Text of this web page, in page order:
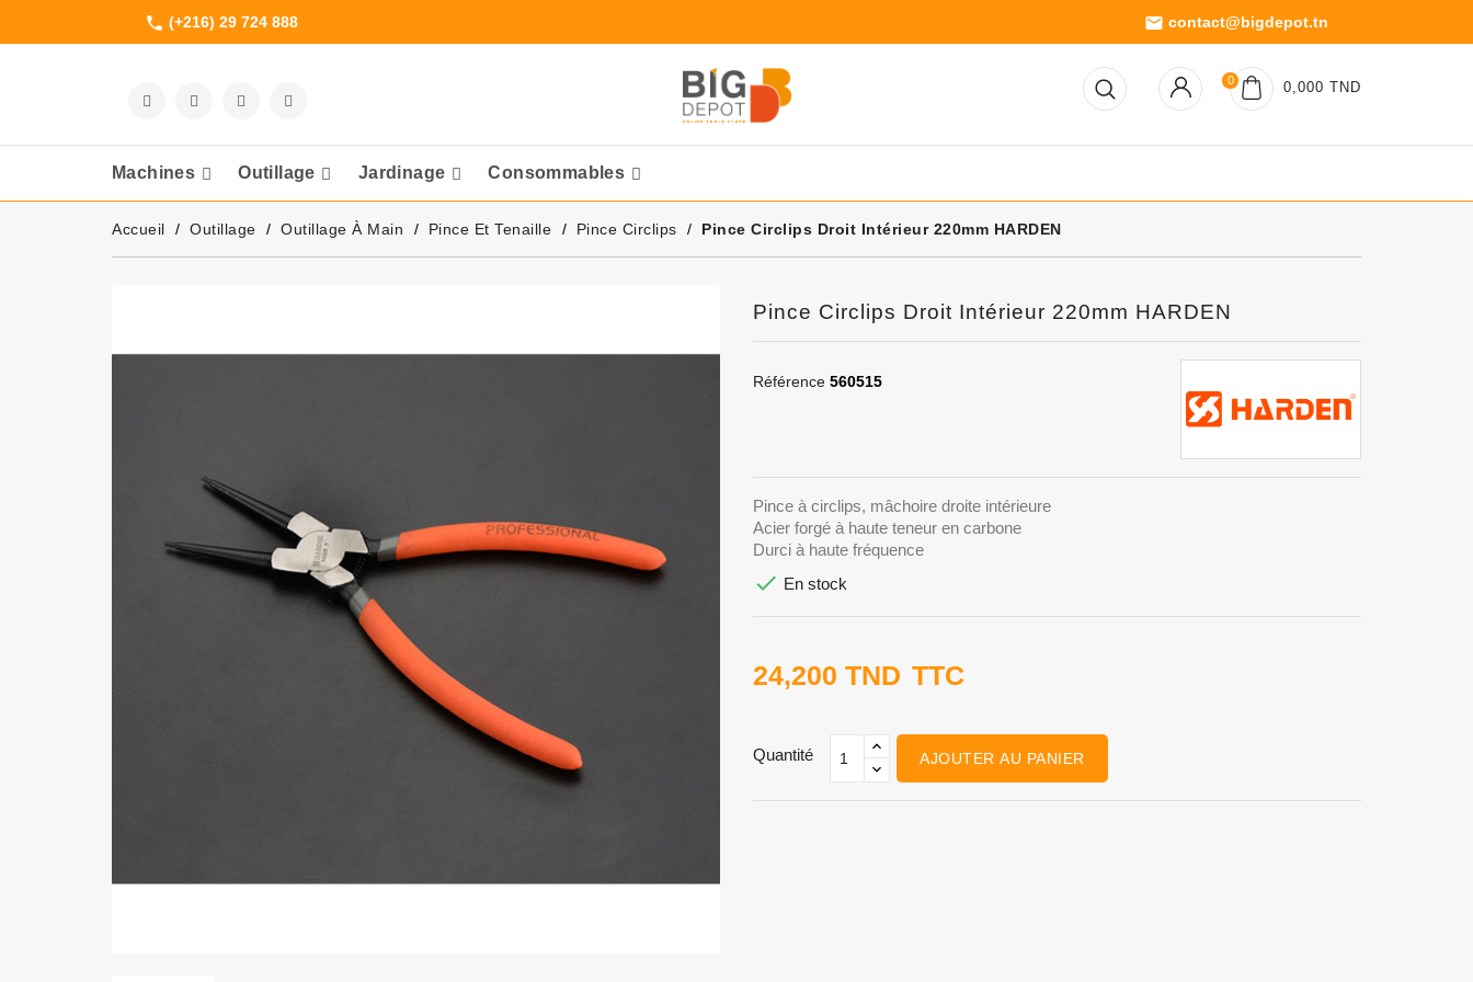
phone (+216) 29 724 888 email contact@bigdepot.tn
0 0,000 TND
Machines Outillage Jardinage Consommables
Accueil Outillage Outillage À Main Pince Et Tenaille Pince Circlips Pince Circlips Droit Intérieur 220mm HARDEN
Pince Circlips Droit Intérieur 220mm HARDEN
Référence 560515
Pince à circlips, mâchoire droite intérieure
Acier forgé à haute teneur en carbone
Durci à haute fréquence
 En stock
24,200 TND TTC
Quantité AJOUTER AU PANIER